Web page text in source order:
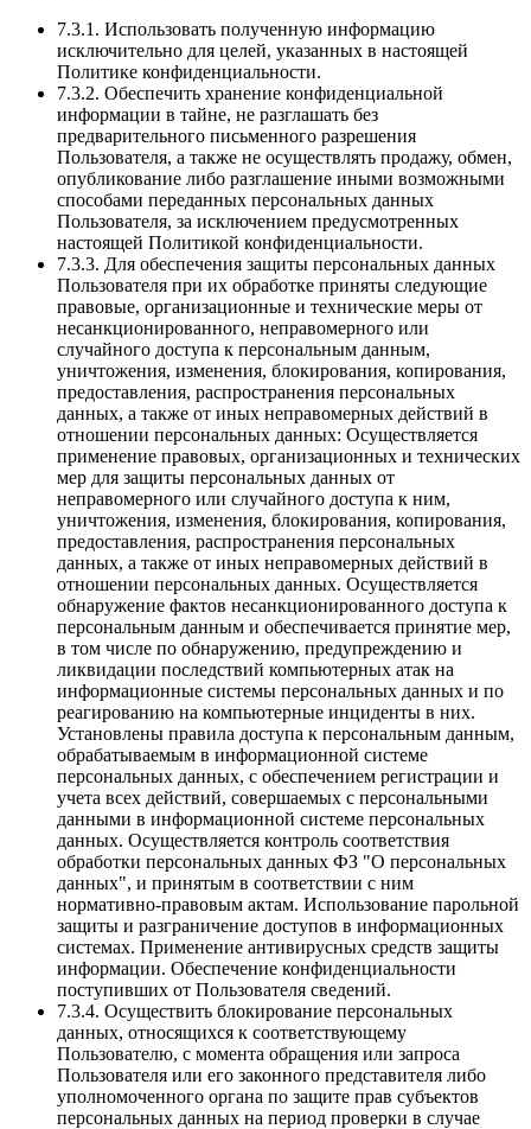
7.3.1. Использовать полученную информацию
исключительно для целей, указанных в настоящей
Политике конфиденциальности.
7.3.2. Обеспечить хранение конфиденциальной
информации в тайне, не разглашать без
предварительного письменного разрешения
Пользователя, а также не осуществлять продажу, обмен,
опубликование либо разглашение иными возможными
способами переданных персональных данных
Пользователя, за исключением предусмотренных
настоящей Политикой конфиденциальности.
7.3.3. Для обеспечения защиты персональных данных
Пользователя при их обработке приняты следующие
правовые, организационные и технические меры от
несанкционированного, неправомерного или
случайного доступа к персональным данным,
уничтожения, изменения, блокирования, копирования,
предоставления, распространения персональных
данных, а также от иных неправомерных действий в
отношении персональных данных: Осуществляется
применение правовых, организационных и технических
мер для защиты персональных данных от
неправомерного или случайного доступа к ним,
уничтожения, изменения, блокирования, копирования,
предоставления, распространения персональных
данных, а также от иных неправомерных действий в
отношении персональных данных. Осуществляется
обнаружение фактов несанкционированного доступа к
персональным данным и обеспечивается принятие мер,
в том числе по обнаружению, предупреждению и
ликвидации последствий компьютерных атак на
информационные системы персональных данных и по
реагированию на компьютерные инциденты в них.
Установлены правила доступа к персональным данным,
обрабатываемым в информационной системе
персональных данных, с обеспечением регистрации и
учета всех действий, совершаемых с персональными
данными в информационной системе персональных
данных. Осуществляется контроль соответствия
обработки персональных данных ФЗ "О персональных
данных", и принятым в соответствии с ним
нормативно-правовым актам. Использование парольной
защиты и разграничение доступов в информационных
системах. Применение антивирусных средств защиты
информации. Обеспечение конфиденциальности
поступивших от Пользователя сведений.
7.3.4. Осуществить блокирование персональных
данных, относящихся к соответствующему
Пользователю, с момента обращения или запроса
Пользователя или его законного представителя либо
уполномоченного органа по защите прав субъектов
персональных данных на период проверки в случае